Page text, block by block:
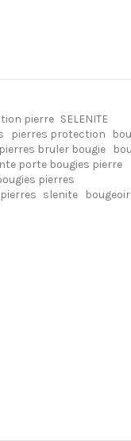
pierre SELENITE
pierres protection
pierres bruler bougie
porte bougies pierre
pierres
slenite